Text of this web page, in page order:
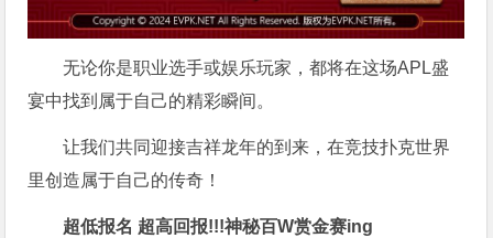
无论你是职业选手或娱乐玩家，都将在这场APL盛
宴中找到属于自己的精彩瞬间。
让我们共同迎接吉祥龙年的到来，在竞技扑克世界
里创造属于自己的传奇！
超低报名 超高回报!!!神秘百W赏金赛ing